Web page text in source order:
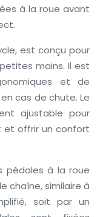
à la roue avant
est conçu pour
mains. Il est
et de
cas de chute. Le
ajustable pour
et offrir un confort
pédales à la roue
chaîne, similaire à
soit par un